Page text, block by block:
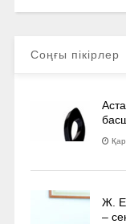
Соңғы пікірлер
Ж.
–